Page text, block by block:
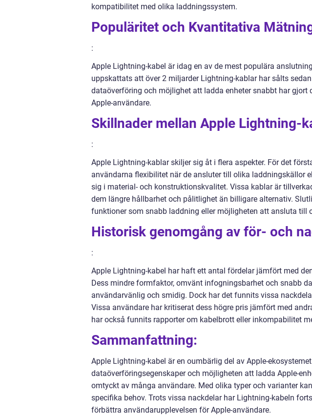
kompatibilitet med olika laddningssystem.
Populäritet och Kvantitativa
:
Apple Lightning-kabel är idag en av de mest populära
uppskattats att över 2 miljarder Lightning-kablar har sålts
dataöverföring och möjlighet att ladda enheter snabbt har gjort
Apple-användare.
Skillnader mellan Apple Lightning-
:
Apple Lightning-kablar skiljer sig åt i flera aspekter. För det
användarna flexibilitet när de ansluter till olika laddningskällor
sig i material- och konstruktionskvalitet. Vissa kablar är
dem längre hållbarhet och pålitlighet än billigare alternativ.
funktioner som snabb laddning eller möjligheten att ansluta till
Historisk genomgång av för- och
:
Apple Lightning-kabel har haft ett antal fördelar jämfört med
Dess mindre formfaktor, omvänt infogningsbarhet och snabb
användarvänlig och smidig. Dock har det funnits vissa
Vissa användare har kritiserat dess högre pris jämfört med
har också funnits rapporter om kabelbrott eller inkompabilitet
Sammanfattning:
Apple Lightning-kabel är en oumbärlig del av Apple-
dataöverföringsegenskaper och möjligheten att ladda Apple-
omtyckt av många användare. Med olika typer och varianter
specifika behov. Trots vissa nackdelar har Lightning-kabeln
förbättra användarupplevelsen för Apple-användare.